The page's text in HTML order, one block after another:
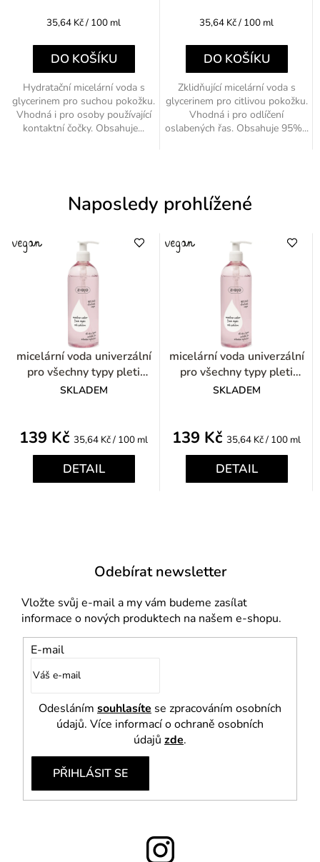
Měrná
35,64 Kč / 100 ml
DO KOŠÍKU
Hydratační micelární voda s
glycerinem pro suchou pokožku.
Vhodná i pro osoby používající
kontaktní čočky. Obsahuje...
Měrná
35,64 Kč / 100 ml
DO KOŠÍKU
Zklidňující micelární voda s
glycerinem pro citlivou pokožku.
Vhodná i pro odlíčení
oslabených řas. Obsahuje 95%...
Naposledy prohlížené
micelární voda univerzální
pro všechny typy pleti
390ml
SKLADEM
139 Kč Měrná
cena:
35,64 Kč / 100 ml
DETAIL
micelární voda univerzální
pro všechny typy pleti
390ml
SKLADEM
139 Kč Měrná
cena:
35,64 Kč / 100 ml
DETAIL
Odebírat newsletter
Vložte svůj e-mail a my vám budeme zasílat
informace o nových produktech na našem e-shopu.
E-mail
Odesláním souhlasíte se zpracováním osobních
údajů. Více informací o ochraně osobních
údajů zde.
PŘIHLÁSIT SE